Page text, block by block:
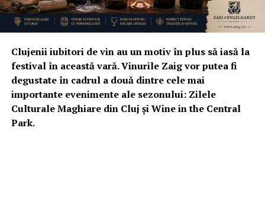
Clujenii iubitori de vin au un motiv în plus să iasă la
festival în această vară. Vinurile Zaig vor putea fi
degustate în cadrul a două dintre cele mai
importante evenimente ale sezonului: Zilele
Culturale Maghiare din Cluj și Wine in the Central
Park.